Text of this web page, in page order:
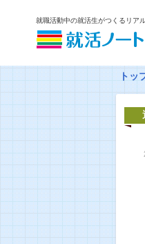
就職活動中の就活生がつくるリア
トッ